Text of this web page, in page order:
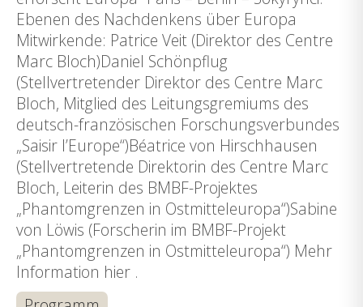
Ebenen des Nachdenkens über Europa
Mitwirkende: Patrice Veit (Direktor des Centre
Marc Bloch)Daniel Schönpflug
(Stellvertretender Direktor des Centre Marc
Bloch, Mitglied des Leitungsgremiums des
deutsch-französischen Forschungsverbundes
„Saisir l’Europe“)Béatrice von Hirschhausen
(Stellvertretende Direktorin des Centre Marc
Bloch, Leiterin des BMBF-Projektes
„Phantomgrenzen in Ostmitteleuropa“)Sabine
von Löwis (Forscherin im BMBF-Projekt
„Phantomgrenzen in Ostmitteleuropa“) Mehr
Information hier .